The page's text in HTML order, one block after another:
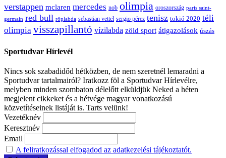
verstappen mclaren mercedes nob olimpia oroszország paris saint-
germain red bull röplabda sebastian vettel sergio pérez tenisz tokió 2020 téli
olimpia visszapillantó vízilabda zöld sport átigazolások úszás
Sportudvar Hírlevél
Nincs sok szabadidőd hétközben, de nem szeretnél lemaradni a
Sportudvar tartalmairól? Iratkozz föl a Sportudvar Hírlevélre,
melyben minden szombaton délelőtt elküldjük Neked a héten
megjelent cikkeket és a hétvége magyar vonatkozású
közvetítéseinek listáját is. Tarts velünk!
Vezetéknév
Keresztnév
Email
A feliratkozással elfogadod az adatkezelési tájékoztatót.